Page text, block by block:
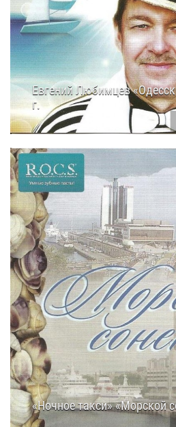
Евгений Любимцев
г.
08.10.2014
«Ночное такси» «Морской
08.10.2014 23:30